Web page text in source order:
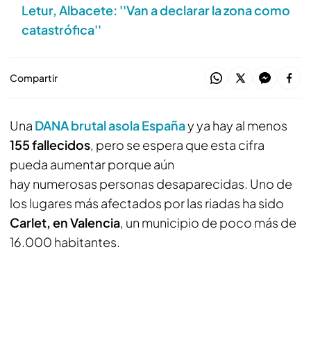
Letur, Albacete: ''Van a declarar la zona como
catastrófica''
Compartir
Una DANA brutal asola Españay ya hay al menos
155 fallecidos, pero se espera que esta cifra
pueda aumentar porque aún
hay numerosas personas desaparecidas. Uno de
los lugares más afectados por las riadas ha sido
Carlet, en Valencia, un municipio de poco más de
16.000 habitantes.